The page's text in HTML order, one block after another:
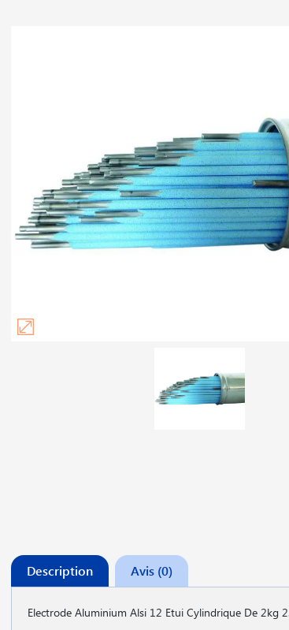
Description Avis (0)
Electrode Aluminium Alsi 12 Etui Cylindrique De 2kg